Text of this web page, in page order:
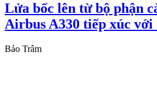
Lửa bốc lên từ bộ phận
Airbus A330 tiếp xúc với
Bảo Trâm